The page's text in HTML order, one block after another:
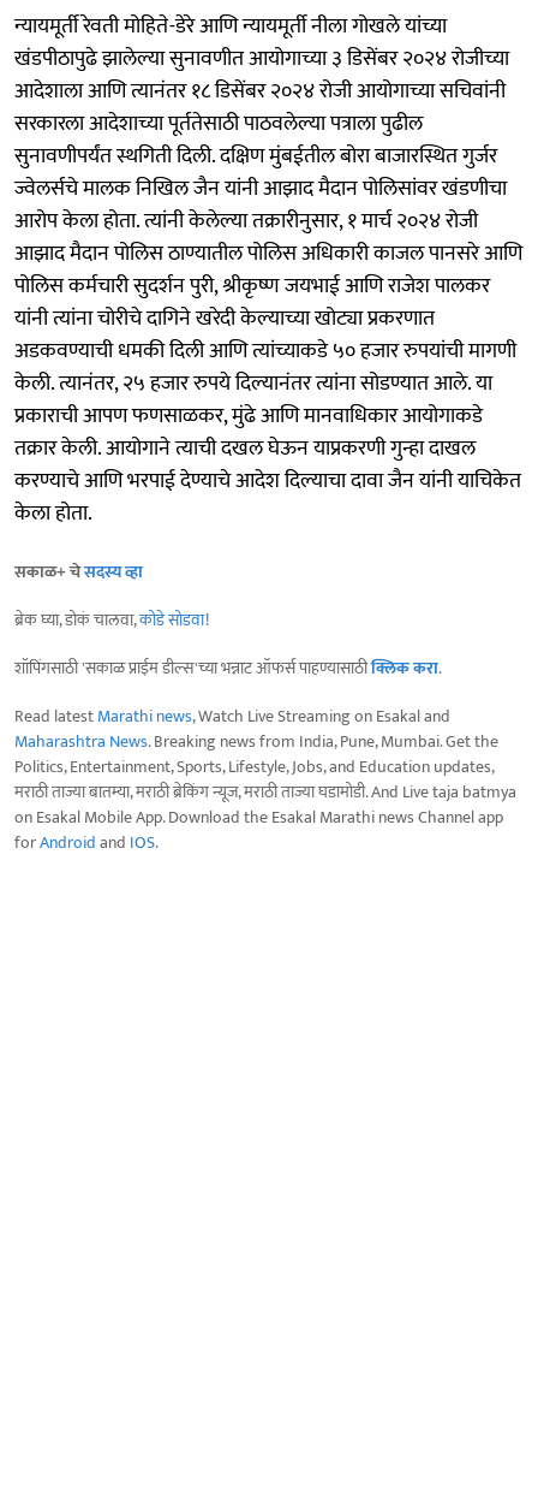
न्यायमूर्ती रेवती मोहिते-डेरे आणि न्यायमूर्ती नीला गोखले यांच्या
खंडपीठापुढे झालेल्या सुनावणीत आयोगाच्या ३ डिसेंबर २०२४ रोजीच्या
आदेशाला आणि त्यानंतर १८ डिसेंबर २०२४ रोजी आयोगाच्या सचिवांनी
सरकारला आदेशाच्या पूर्ततेसाठी पाठवलेल्या पत्राला पुढील
सुनावणीपर्यंत स्थगिती दिली. दक्षिण मुंबईतील बोरा बाजारस्थित गुर्जर
ज्वेलर्सचे मालक निखिल जैन यांनी आझाद मैदान पोलिसांवर खंडणीचा
आरोप केला होता. त्यांनी केलेल्या तक्रारीनुसार, १ मार्च २०२४ रोजी
आझाद मैदान पोलिस ठाण्यातील पोलिस अधिकारी काजल पानसरे आणि
पोलिस कर्मचारी सुदर्शन पुरी, श्रीकृष्ण जयभाई आणि राजेश पालकर
यांनी त्यांना चोरीचे दागिने खरेदी केल्याच्या खोट्या प्रकरणात
अडकवण्याची धमकी दिली आणि त्यांच्याकडे ५० हजार रुपयांची मागणी
केली. त्यानंतर, २५ हजार रुपये दिल्यानंतर त्यांना सोडण्यात आले. या
प्रकाराची आपण फणसाळकर, मुंढे आणि मानवाधिकार आयोगाकडे
तक्रार केली. आयोगाने त्याची दखल घेऊन याप्रकरणी गुन्हा दाखल
करण्याचे आणि भरपाई देण्याचे आदेश दिल्याचा दावा जैन यांनी याचिकेत
केला होता.
सकाळ+ चेसदस्य व्हा
ब्रेक घ्या, डोकं चालवा,कोडे सोडवा!
शॉपिंगसाठी 'सकाळ प्राईम डील्स'च्या भन्नाट ऑफर्स पाहण्यासाठीक्लिक करा.
Read latestMarathi news, Watch Live Streaming on Esakal and
Maharashtra News. Breaking news from India, Pune, Mumbai. Get the
Politics, Entertainment, Sports, Lifestyle, Jobs, and Education updates,
मराठी ताज्या बातम्या, मराठी ब्रेकिंग न्यूज, मराठी ताज्या घडामोडी. And Live taja batmya
on Esakal Mobile App. Download the Esakal Marathi news Channel app
forAndroidand IOS.